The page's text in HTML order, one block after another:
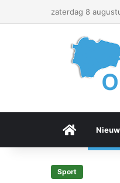
zaterdag 8
Menu Item
Sport